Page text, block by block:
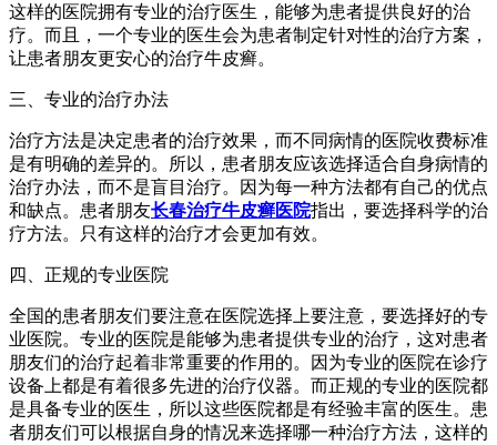
这样的医院拥有专业的治疗医生，能够为患者提供良好的治
疗。而且，一个专业的医生会为患者制定针对性的治疗方案，
让患者朋友更安心的治疗牛皮癣。
三、专业的治疗办法
治疗方法是决定患者的治疗效果，而不同病情的医院收费标准
是有明确的差异的。所以，患者朋友应该选择适合自身病情的
治疗办法，而不是盲目治疗。因为每一种方法都有自己的优点
和缺点。患者朋友长春治疗牛皮癣医院指出，要选择科学的治
疗方法。只有这样的治疗才会更加有效。
四、正规的专业医院
全国的患者朋友们要注意在医院选择上要注意，要选择好的专
业医院。专业的医院是能够为患者提供专业的治疗，这对患者
朋友们的治疗起着非常重要的作用的。因为专业的医院在诊疗
设备上都是有着很多先进的治疗仪器。而正规的专业的医院都
是具备专业的医生，所以这些医院都是有经验丰富的医生。患
者朋友们可以根据自身的情况来选择哪一种治疗方法，这样的